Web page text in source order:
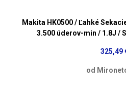
Makita HK0500 / Ľahké
3.500 úderov-min / 1.8J /
325,49
od